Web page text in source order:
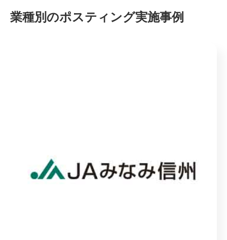
業種別のポスティング実施事例